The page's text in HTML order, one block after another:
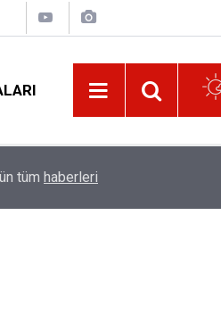
Norm Fazlası Olacak
tüm haberleri